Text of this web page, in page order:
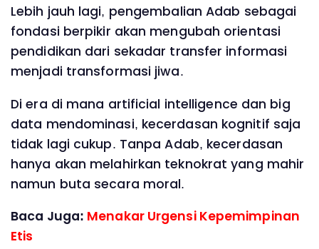
Lebih jauh lagi, pengembalian Adab sebagai
fondasi berpikir akan mengubah orientasi
pendidikan dari sekadar transfer informasi
menjadi transformasi jiwa.
Di era di mana artificial intelligence dan big
data mendominasi, kecerdasan kognitif saja
tidak lagi cukup. Tanpa Adab, kecerdasan
hanya akan melahirkan teknokrat yang mahir
namun buta secara moral.
Baca Juga: Menakar Urgensi Kepemimpinan
Etis